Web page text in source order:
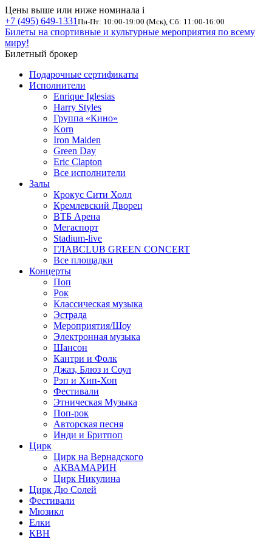
Цены выше или ниже номинала i
+7 (495) 649-1331 Пн-Пт: 10:00-19:00 (Мск), Сб: 11:00-16:00
Билеты на спортивные и культурные мероприятия по всему
миру!
Билетный брокер
Подарочные сертификаты
Исполнители
Enrique Iglesias
Harry Styles
Группа «Кино»
Korn
Iron Maiden
Green Day
Eric Clapton
Все исполнители
Залы
Крокус Сити Холл
Кремлевский Дворец
ВТБ Арена
Мегаспорт
Stadium-live
ГЛАВCLUB GREEN CONCERT
Все площадки
Концерты
Поп
Рок
Классическая музыка
Эстрада
Мероприятия/Шоу
Электронная музыка
Шансон
Кантри и Фолк
Джаз, Блюз и Соул
Рэп и Хип-Хоп
Фестивали
Этническая Музыка
Поп-рок
Авторская песня
Инди и Бритпоп
Цирк
Цирк на Вернадского
АКВАМАРИН
Цирк Никулина
Цирк Дю Солей
Фестивали
Мюзикл
Елки
КВН